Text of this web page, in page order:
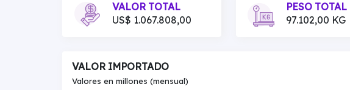
VALOR TOTAL
US$ 1.067.808,00
PESO TOTAL
97.102,00 KG
VALOR IMPORTADO
Valores en millones (mensual)